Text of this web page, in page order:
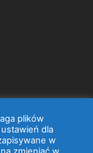
plików
dla
w